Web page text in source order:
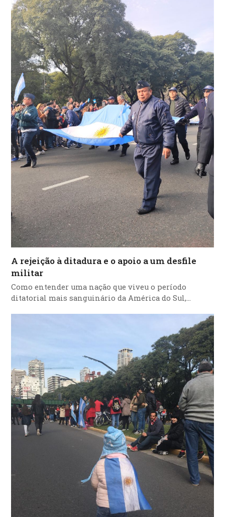
A rejeição à ditadura e o apoio a um desfile
militar
Como entender uma nação que viveu o período
ditatorial mais sanguinário da América do Sul,…